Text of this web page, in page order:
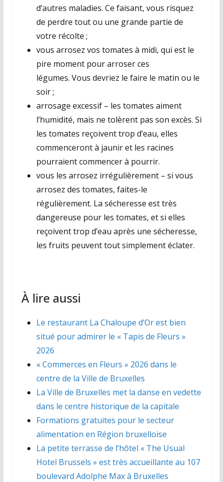
d’autres maladies. Ce faisant, vous risquez
de perdre tout ou une grande partie de
votre récolte ;
vous arrosez vos tomates à midi, qui est le
pire moment pour arroser ces
légumes. Vous devriez le faire le matin ou le
soir ;
arrosage excessif – les tomates aiment
l’humidité, mais ne tolèrent pas son excès. Si
les tomates reçoivent trop d’eau, elles
commenceront à jaunir et les racines
pourraient commencer à pourrir.
vous les arrosez irrégulièrement – si vous
arrosez des tomates, faites-le
régulièrement. La sécheresse est très
dangereuse pour les tomates, et si elles
reçoivent trop d’eau après une sécheresse,
les fruits peuvent tout simplement éclater.
À lire aussi
Le restaurant La Chaloupe d’Or est bien
situé pour admirer le « Tapis de Fleurs »
2026
« Commerces en Fleurs » 2026 dans le
centre de la Ville de Bruxelles
La Ville de Bruxelles met la danse en vedette
dans le centre historique de la capitale
Formations gratuites pour le secteur
alimentation en Région bruxelloise
La petite terrasse de l’hôtel « The Usual
Hotel Brussels » est très accueillante au 107
boulevard Adolphe Max à Bruxelles